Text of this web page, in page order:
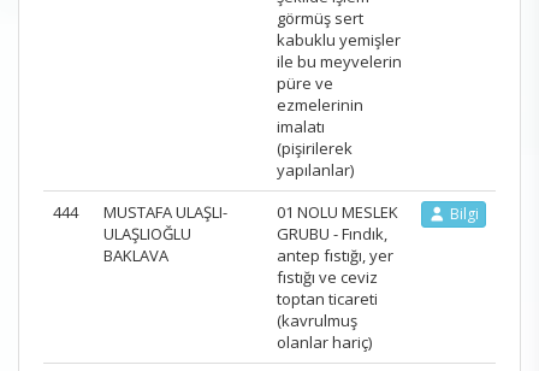
görmüş sert
kabuklu yemişler
ile bu meyvelerin
püre ve
ezmelerinin
imalatı
(pişirilerek
yapılanlar)
444
MUSTAFA ULAŞLI-
ULAŞLIOĞLU
BAKLAVA
01 NOLU MESLEK
GRUBU - Fındık,
antep fıstığı, yer
fıstığı ve ceviz
toptan ticareti
(kavrulmuş
olanlar hariç)
Bilgi